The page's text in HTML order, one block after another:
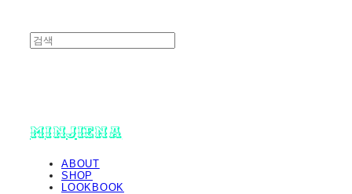
minjiena
ABOUT
SHOP
LOOKBOOK